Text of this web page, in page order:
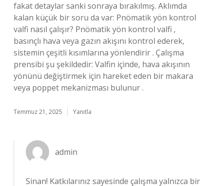
fakat detaylar sanki sonraya bırakılmış. Aklımda
kalan küçük bir soru da var: Pnömatik yön kontrol
valfi nasıl çalışır? Pnömatik yön kontrol valfi ,
basınçlı hava veya gazın akışını kontrol ederek,
sistemin çeşitli kısımlarına yönlendirir . Çalışma
prensibi şu şekildedir: Valfin içinde, hava akışının
yönünü değiştirmek için hareket eden bir makara
veya poppet mekanizması bulunur .
Temmuz 21, 2025 Yanıtla
admin
Sinan! Katkılarınız sayesinde çalışma yalnızca bir